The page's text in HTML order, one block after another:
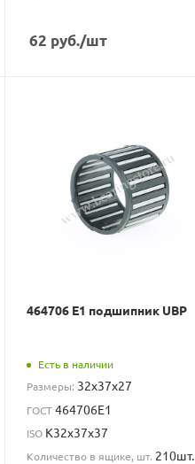
62 руб./шт
464706 Е1 подшипник UBP
Есть в наличии
Размеры: 32x37x27
ГОСТ464706Е1
ISO К32х37х37
Количество в ящике, шт. 210шт.